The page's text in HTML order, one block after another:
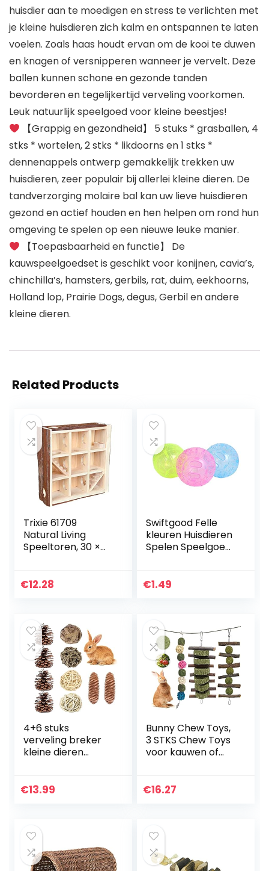
huisdier aan te moedigen en stress te verlichten met
je kleine huisdieren zich kalm en ontspannen te laten
voelen. Zoals haas houdt ervan om de kooi te duwen
en knagen of versnipperen wanneer je vervelt. Deze
ballen kunnen schone en gezonde tanden
bevorderen en tegelijkertijd verveling voorkomen.
Leuk natuurlijk speelgoed voor kleine beestjes!
【Grappig en gezondheid】 5 stuks * grasballen, 4
stks * wortelen, 2 stks * likdoorns en 1 stks *
dennenappels ontwerp gemakkelijk trekken uw
huisdieren, zeer populair bij allerlei kleine dieren. De
tandverzorging molaire bal kan uw lieve huisdieren
gezond en actief houden en hen helpen om rond hun
omgeving te spelen op een nieuwe leuke manier.
【Toepasbaarheid en functie】 De
kauwspeelgoedset is geschikt voor konijnen, cavia’s,
chinchilla’s, hamsters, gerbils, rat, duim, eekhoorns,
Holland lop, Prairie Dogs, degus, Gerbil en andere
kleine dieren.
Related Products
Trixie 61709
Natural Living
Speeltoren, 30 ×
€12.28
Swiftgood Felle
kleuren Huisdieren
Spelen Speelgoed
Joggen Bal
€1.49
4+6 stuks
verveling breker
kleine dieren
klein huisdier
€13.99
Bunny Chew Toys,
3 STKS Chew Toys
voor kauwen of
Natuurlijke Gras
€16.27